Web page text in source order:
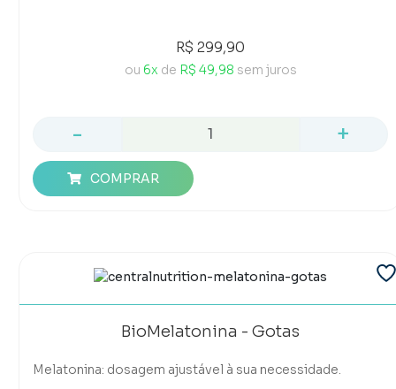
R$ 299,90
ou 6x de R$ 49,98 sem juros
- +
COMPRAR
BioMelatonina - Gotas
Melatonina: dosagem ajustável à sua necessidade.